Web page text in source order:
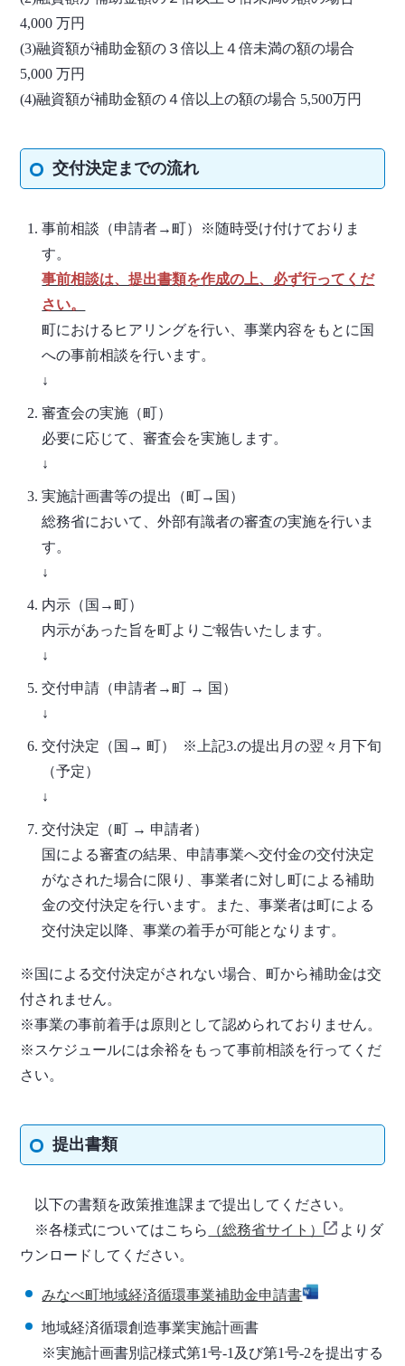
4,000 万円
(3)融資額が補助金額の３倍以上４倍未満の額の場合
5,000 万円
(4)融資額が補助金額の４倍以上の額の場合 5,500万円
交付決定までの流れ
事前相談（申請者→町）※随時受け付けておりま
す。
事前相談は、提出書類を作成の上、必ず行ってくだ
さい。
町におけるヒアリングを行い、事業内容をもとに国
への事前相談を行います。
↓
審査会の実施（町）
必要に応じて、審査会を実施します。
↓
実施計画書等の提出（町→国）
総務省において、外部有識者の審査の実施を行いま
す。
↓
内示（国→町）
内示があった旨を町よりご報告いたします。
↓
交付申請（申請者→町 → 国）
↓
交付決定（国→ 町） ※上記3.の提出月の翌々月下旬
（予定）
↓
交付決定（町 → 申請者）
国による審査の結果、申請事業へ交付金の交付決定
がなされた場合に限り、事業者に対し町による補助
金の交付決定を行います。また、事業者は町による
交付決定以降、事業の着手が可能となります。
※国による交付決定がされない場合、町から補助金は交
付されません。
※事業の事前着手は原則として認められておりません。
※スケジュールには余裕をもって事前相談を行ってくだ
さい。
提出書類
以下の書類を政策推進課まで提出してください。
※各様式についてはこちら
（総務省サイト）
よりダ
ウンロードしてください。
みなべ町地域経済循環事業補助金申請書
地域経済循環創造事業実施計画書
※実施計画書別記様式第1号-1及び第1号-2を提出する